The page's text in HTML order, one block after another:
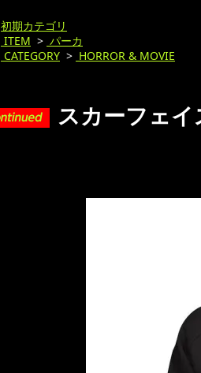
初期カテゴリ
ITEM > パーカ
CATEGORY > HORROR & MOVIE
スカーフェイ